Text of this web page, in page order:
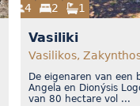
4 2 1
Vasiliki
Vasilikos,
De eigenaren van een
Angela en Dionýsis
van 80 hectare vol ...